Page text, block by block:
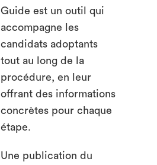
Guide est un outil qui
accompagne les
candidats adoptants
tout au long de la
procédure, en leur
offrant des informations
concrètes pour chaque
étape.
Une publication du